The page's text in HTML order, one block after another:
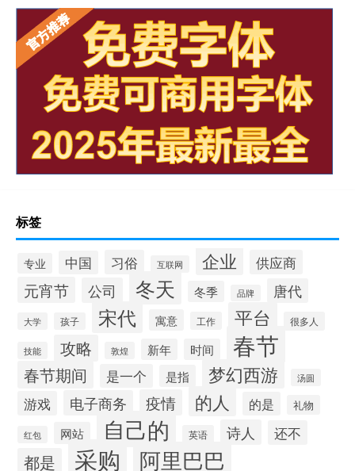
标签
专业 中国 习俗 互联网 企业 供应商
元宵节 公司 冬天 冬季 品牌 唐代
大学 孩子 宋代 寓意 工作 平台 很多人
技能 攻略 敦煌 新年 时间 春节
春节期间 是一个 是指 梦幻西游 汤圆
游戏 电子商务 疫情 的人 的是 礼物
红包 网站 自己的 英语 诗人 还不
都是 采购 阿里巴巴